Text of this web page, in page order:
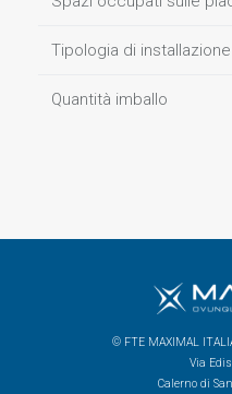
Tipologia di installazione
Quantità imballo
© FTE MAXIMAL
Via
Calerno di